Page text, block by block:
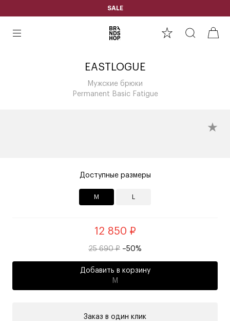
SALE
EASTLOGUE
Мужские брюки
Permanent Basic Fatigue
Доступные размеры
M
12 850 ₽
25 690 ₽ –50%
Добавить в корзину
M
Заказ в один клик